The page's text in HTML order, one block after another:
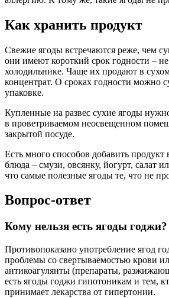
Как хранить продукт
Свежие ягоды встречаются реже, чем
они имеют короткий срок годности –
холодильнике. Чаще их продают в
концентрат. О сроках годности можно
упаковке.
Купленные на развес сухие ягоды
в проветриваемом неосвещенном
закрытой посуде.
Есть много способов добавить
блюда – смузи, овсянку, йогурт, салат
что самые полезные ягоды те, что не
Вопрос-ответ
Кому нельзя есть ягоды годжи?
Противопоказано употребление ягод
проблемы со свертываемостью крови
антикоагулянты (препараты,
есть ягоды годжи гипотоникам и тем,
принимает лекарства от гипертонии.